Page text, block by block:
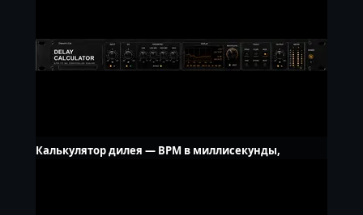
Калькулятор дилея — BPM в миллисекунды,